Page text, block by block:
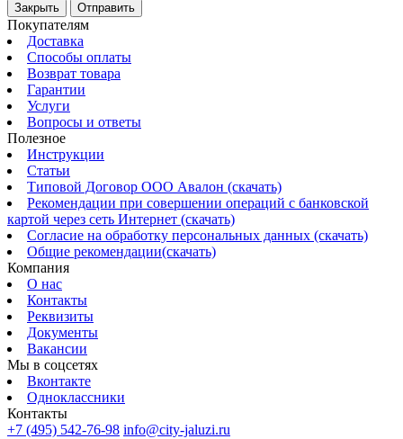
Закрыть Отправить
Покупателям
Доставка
Способы оплаты
Возврат товара
Гарантии
Услуги
Вопросы и ответы
Полезное
Инструкции
Статьи
Типовой Договор ООО Авалон (скачать)
Рекомендации при совершении операций с банковской
картой через сеть Интернет (скачать)
Согласие на обработку персональных данных (скачать)
Общие рекомендации(скачать)
Компания
О нас
Контакты
Реквизиты
Документы
Вакансии
Мы в соцсетях
Вконтакте
Одноклассники
Контакты
+7 (495) 542-76-98 info@city-jaluzi.ru